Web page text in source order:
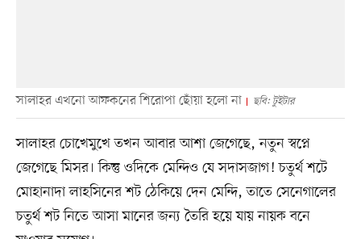
সালাহর এখনো আফকনের শিরোপা ছোঁয়া হলো না ছবি: টুইটার
সালাহর চোখেমুখে তখন আবার আশা জেগেছে, নতুন স্বপ্নে
জেগেছে মিসর। কিন্তু ওদিকে মেন্দিও যে সদাসজাগ! চতুর্থ শটে
মোহানাদা লাহসিনের শট ঠেকিয়ে দেন মেন্দি, তাতে সেনেগালের
চতুর্থ শট নিতে আসা মানের জন্য তৈরি হয়ে যায় নায়ক বনে